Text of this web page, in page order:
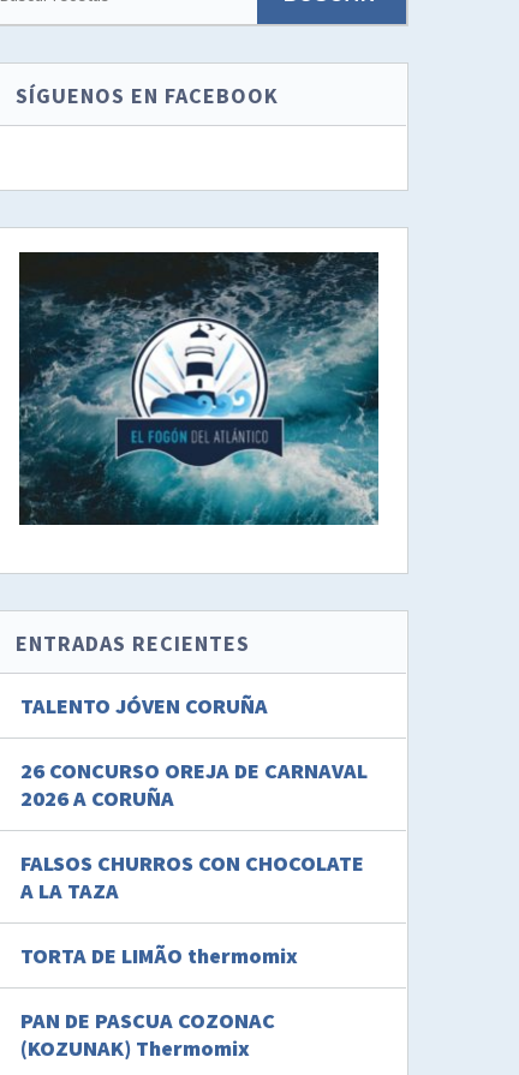
SÍGUENOS EN FACEBOOK
ENTRADAS RECIENTES
TALENTO JÓVEN CORUÑA
26 CONCURSO OREJA DE CARNAVAL
2026 A CORUÑA
FALSOS CHURROS CON CHOCOLATE
A LA TAZA
TORTA DE LIMÃO thermomix
PAN DE PASCUA COZONAC
(KOZUNAK) Thermomix